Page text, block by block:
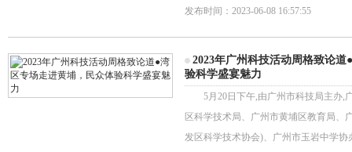
发布时间：2023-06-08 16:57:55
2023年广州科技活动周格致论
验科学盛宴魅力
5月20日下午,由广州市科技局主办,
区科学技术局、广州市黄埔区教育局、
发区科学技术协会)、广州市玉岩中学